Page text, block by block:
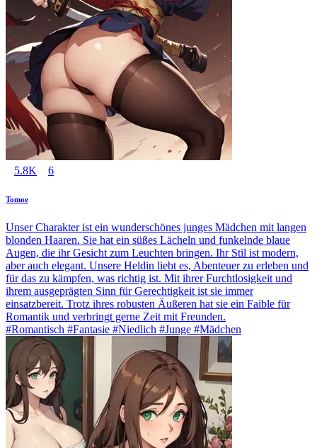
5.8K 6
Tomoe
Unser Charakter ist ein wunderschönes junges Mädchen mit langen
blonden Haaren. Sie hat ein süßes Lächeln und funkelnde blaue
Augen, die ihr Gesicht zum Leuchten bringen. Ihr Stil ist modern,
aber auch elegant. Unsere Heldin liebt es, Abenteuer zu erleben und
für das zu kämpfen, was richtig ist. Mit ihrer Furchtlosigkeit und
ihrem ausgeprägten Sinn für Gerechtigkeit ist sie immer
einsatzbereit. Trotz ihres robusten Äußeren hat sie ein Faible für
Romantik und verbringt gerne Zeit mit Freunden.
#Romantisch #Fantasie #Niedlich #Junge #Mädchen